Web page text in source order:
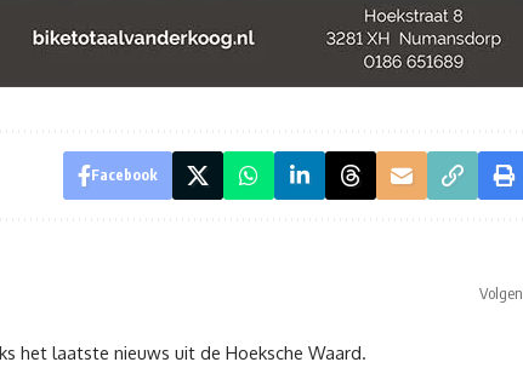
Facebook
Volgen
het laatste nieuws uit de Hoeksche Waard.